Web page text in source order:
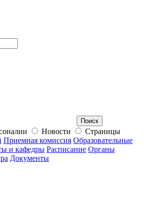
Новости
Страницы
Приемная комиссия Образовательные
и кафедры Расписание Органы
Документы